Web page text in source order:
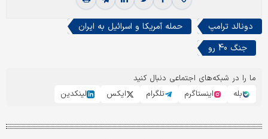
دونالد ترامپ
حمله آمریکا و اسرائیل به ایران
جنگ 40 رو
ما را در شبکه‌های اجتماعی دنبال کنید
بله
اینستاگرم تلگرام ایکس لینکدین